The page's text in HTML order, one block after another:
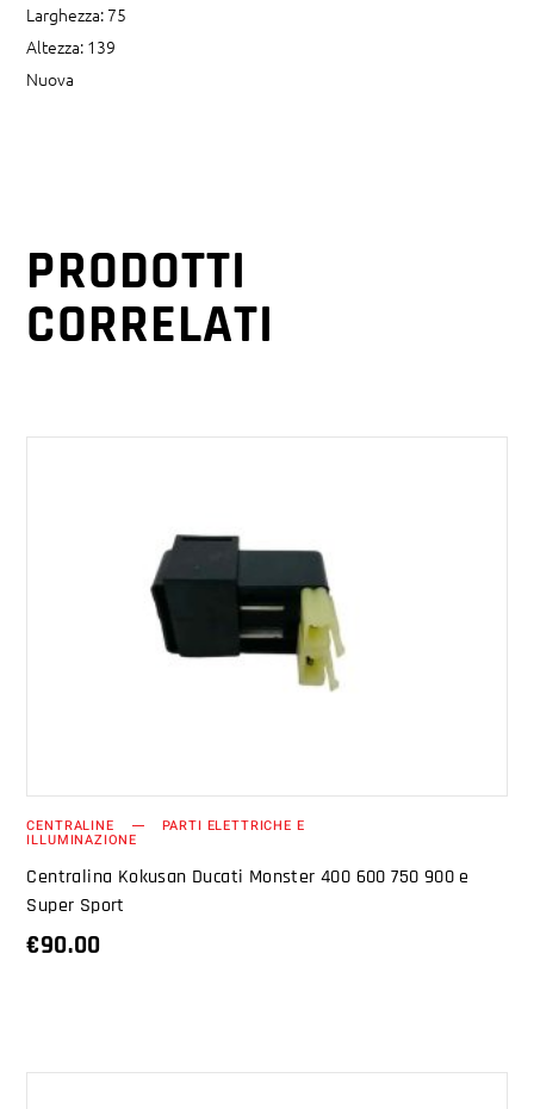
Larghezza: 75
Altezza: 139
Nuova
PRODOTTI
CORRELATI
AGGIUNGI AL CARRELLO
CENTRALINE PARTI ELETTRICHE E
ILLUMINAZIONE
Centralina Kokusan Ducati Monster 400 600 750 900 e
Super Sport
€90.00